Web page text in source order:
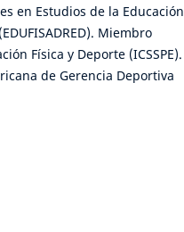
en Estudios de la Educación
Miembro
Física y Deporte (ICSSPE).
de Gerencia Deportiva